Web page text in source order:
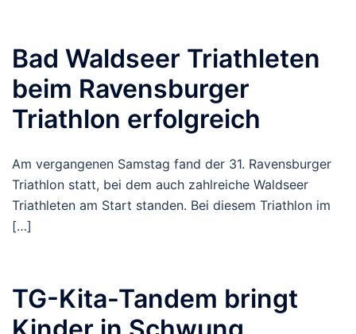
Bad Waldseer Triathleten
beim Ravensburger
Triathlon erfolgreich
Am vergangenen Samstag fand der 31. Ravensburger
Triathlon statt, bei dem auch zahlreiche Waldseer
Triathleten am Start standen. Bei diesem Triathlon im
[…]
TG-Kita-Tandem bringt